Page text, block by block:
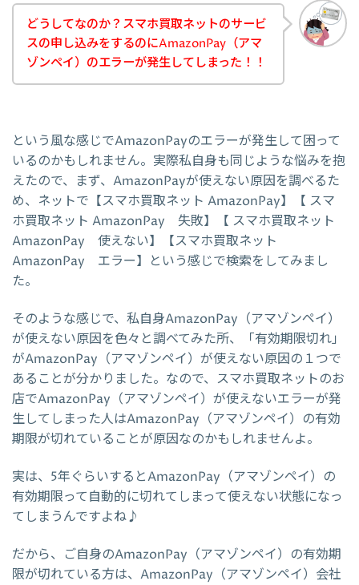
どうしてなのか？スマホ買取ネットのサービ
スの申し込みをするのにAmazonPay（アマ
ゾンペイ）のエラーが発生してしまった！！
という風な感じでAmazonPayのエラーが発生して困って
いるのかもしれません。実際私自身も同じような悩みを抱
えたので、まず、AmazonPayが使えない原因を調べるた
め、ネットで【スマホ買取ネット AmazonPay】【 スマ
ホ買取ネット AmazonPay 失敗】【 スマホ買取ネット
AmazonPay 使えない】【スマホ買取ネット
AmazonPay エラー】という感じで検索をしてみまし
た。
そのような感じで、私自身AmazonPay（アマゾンペイ）
が使えない原因を色々と調べてみた所、「有効期限切れ」
がAmazonPay（アマゾンペイ）が使えない原因の１つで
あることが分かりました。なので、スマホ買取ネットのお
店でAmazonPay（アマゾンペイ）が使えないエラーが発
生してしまった人はAmazonPay（アマゾンペイ）の有効
期限が切れていることが原因なのかもしれませんよ。
実は、5年ぐらいするとAmazonPay（アマゾンペイ）の
有効期限って自動的に切れてしまって使えない状態になっ
てしまうんですよね♪
だから、ご自身のAmazonPay（アマゾンペイ）の有効期
限が切れている方は、AmazonPay（アマゾンペイ）会社